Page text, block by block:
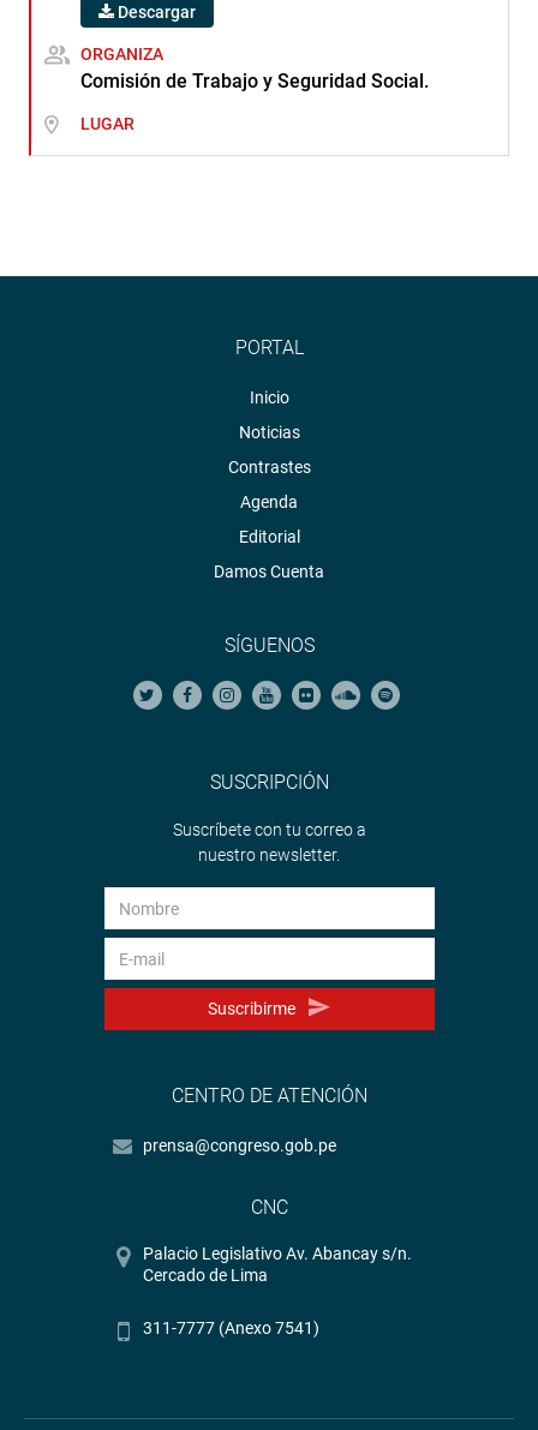
Descargar
ORGANIZA
Comisión de Trabajo y Seguridad Social.
LUGAR
PORTAL
Inicio
Noticias
Contrastes
Agenda
Editorial
Damos Cuenta
SÍGUENOS
SUSCRIPCIÓN
Suscríbete con tu correo a
nuestro newsletter.
Suscribirme
CENTRO DE ATENCIÓN
prensa@congreso.gob.pe
CNC
Palacio Legislativo Av. Abancay s/n.
Cercado de Lima
311-7777 (Anexo 7541)